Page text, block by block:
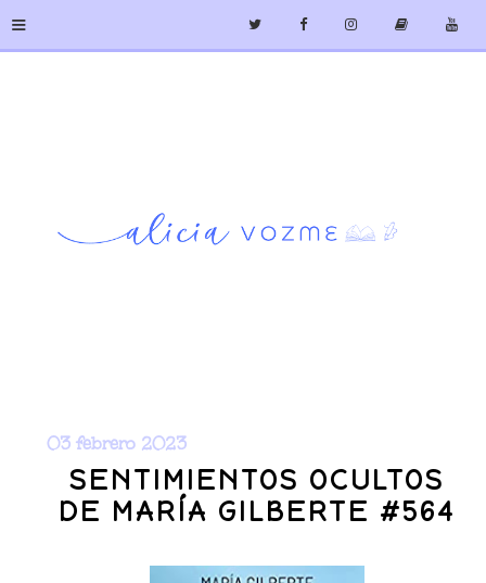
≡
03 febrero 2023
SENTIMIENTOS OCULTOS
DE MARÍA GILBERTE #564